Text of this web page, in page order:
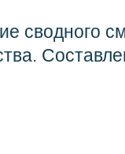
сводного
.